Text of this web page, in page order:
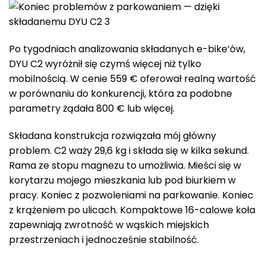
Po tygodniach analizowania składanych e-bike’ów,
DYU C2 wyróżnił się czymś więcej niż tylko
mobilnością. W cenie 559 € oferował realną wartość
w porównaniu do konkurencji, która za podobne
parametry żądała 800 € lub więcej.
Składana konstrukcja rozwiązała mój główny
problem. C2 waży 29,6 kg i składa się w kilka sekund.
Rama ze stopu magnezu to umożliwia. Mieści się w
korytarzu mojego mieszkania lub pod biurkiem w
pracy. Koniec z pozwoleniami na parkowanie. Koniec
z krążeniem po ulicach. Kompaktowe 16-calowe koła
zapewniają zwrotność w wąskich miejskich
przestrzeniach i jednocześnie stabilność.